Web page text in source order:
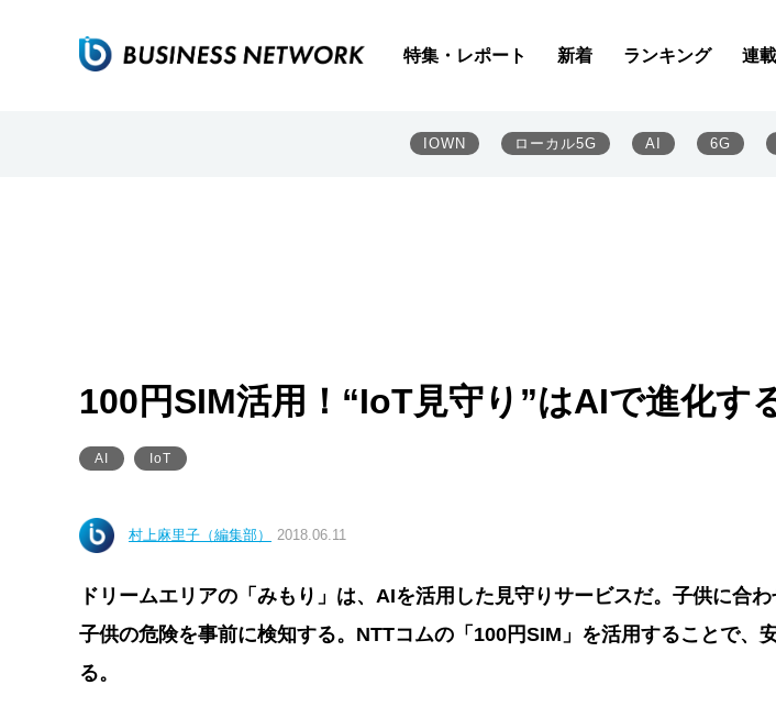
特集・レポート 新着 ランキング 連載
IOWN ローカル5G AI 6G
100円SIM活用！“IoT見守り”はAIで進化す
AI IoT
村上麻里子（編集部） 2018.06.11
ドリームエリアの「みもり」は、AIを活用した見守りサービスだ。子供に合わ
子供の危険を事前に検知する。NTTコムの「100円SIM」を活用することで、
る。